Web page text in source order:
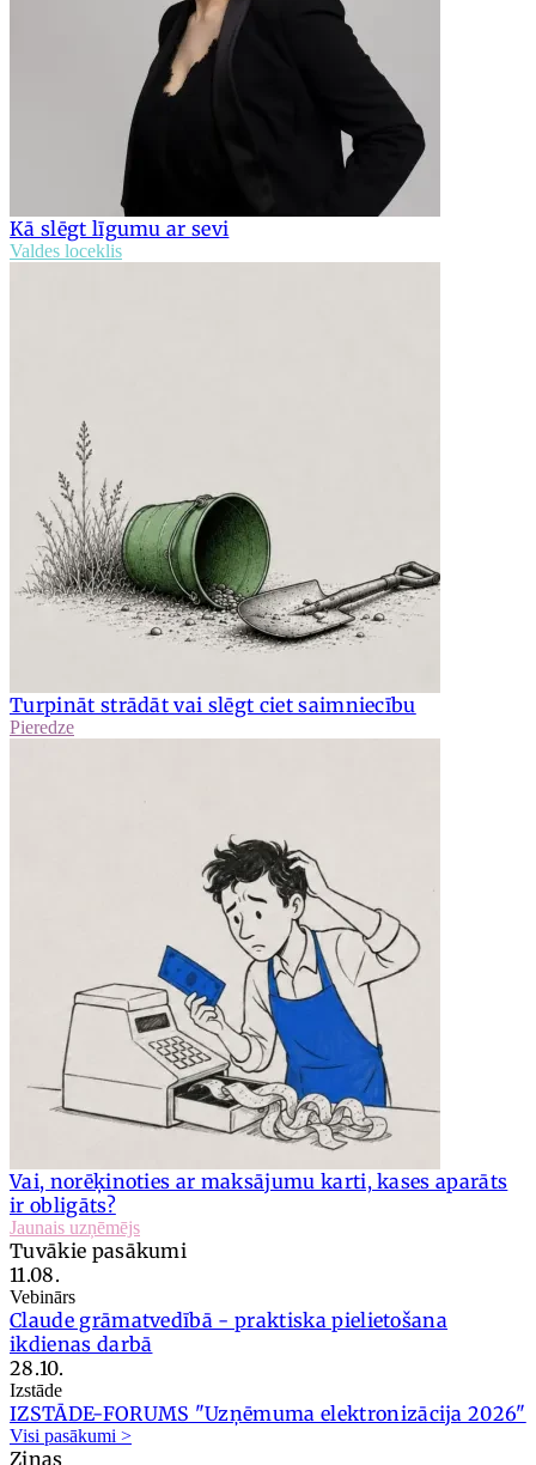
Kā slēgt līgumu ar sevi
Valdes loceklis
Turpināt strādāt vai slēgt ciet saimniecību
Pieredze
Vai, norēķinoties ar maksājumu karti, kases aparāts
ir obligāts?
Jaunais uzņēmējs
Tuvākie pasākumi
11.08.
Vebinārs
Claude grāmatvedībā - praktiska pielietošana
ikdienas darbā
28.10.
Izstāde
IZSTĀDE-FORUMS "Uzņēmuma elektronizācija 2026"
Visi pasākumi >
Ziņas